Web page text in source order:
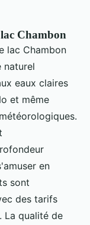
Chambon
lac Chambon
naturel
eaux claires
et même
en
sont
des tarifs
La qualité de